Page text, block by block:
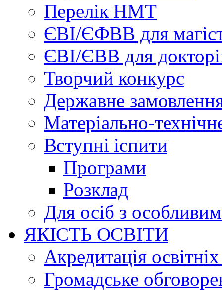
Перелік НМТ
ЄВІ/ЄФВВ для
ЄВІ/ЄВВ для
Творчий конкурс
Державне
Матеріально-
Вступні іспити
Програми
Розклад
Для осіб з
ЯКІСТЬ ОСВІТИ
Акредитація
Громадське